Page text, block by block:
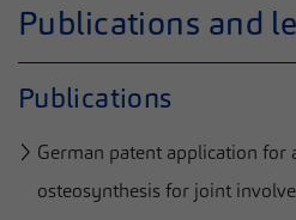
Publications and
Publications
German patent application for
osteosynthesis for joint